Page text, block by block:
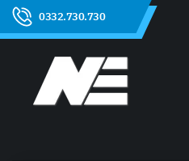
0332.730.730